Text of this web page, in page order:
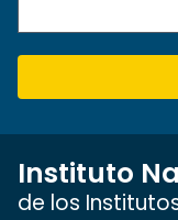
Instituto
de los